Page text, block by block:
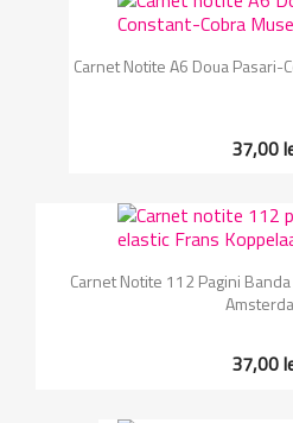
Carnet Notite A6 Doua Pasari-
37,00
Carnet Notite 112 Pagini
37,00